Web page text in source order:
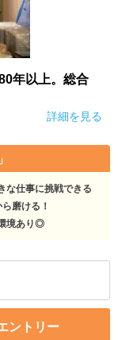
年以上。総合
詳細を見る
な仕事に挑戦できる
磨ける！
境あり◎
ントリー